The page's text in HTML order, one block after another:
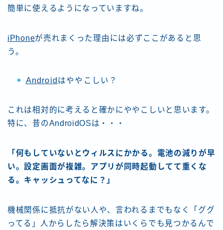
簡単に使えるようになっていますね。
iPhoneが売れまくった理由には必ずここがあると思
う。
Android はややこしい？
これは相対的に考えると確かにややこしいと思います。
特に、昔のAndroidOSは・・・
「何もしていないとウィルスにかかる。電池の減りが早
い。設定画面が複雑。アプリが同時起動してて重くな
る。キャッシュってなに？」
機械関係に抵抗がない人や、言われるまでもなく「ググ
ってる」人からしたら解決策はいくらでも見つかるんで